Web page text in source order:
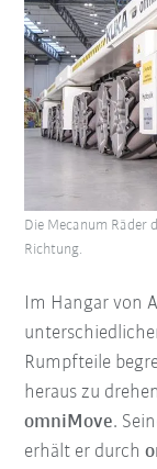
Im Hangar von
Rumpfteile
heraus zu
omniMove.
erhält er durch
Die Mecanum Räder
Richtung.